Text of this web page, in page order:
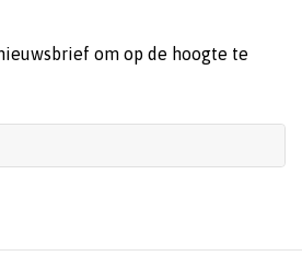
om op de hoogte te